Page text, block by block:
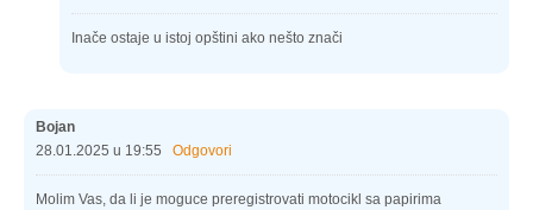
Inače ostaje u istoj opštini ako nešto znači
Bojan
28.01.2025 u 19:55 Odgovori
Molim Vas, da li je moguce preregistrovati motocikl sa papirima